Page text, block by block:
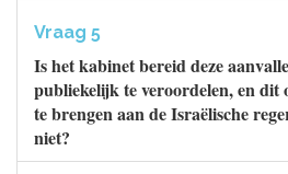
Vraag 5
Is het kabinet bereid deze
publiekelijk te veroordelen, en dit
te brengen aan de Israëlische
niet?